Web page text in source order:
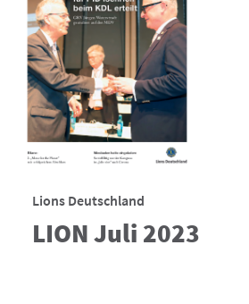
Lions Deutschland
LION Juli 2023